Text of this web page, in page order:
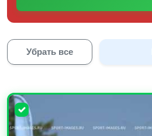
Убрать все